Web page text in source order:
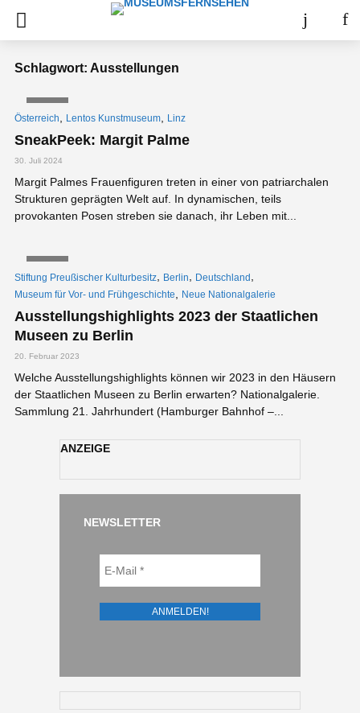
Schlagwort: Ausstellungen
Österreich Lentos Kunstmuseum Linz
SneakPeek: Margit Palme
30. Juli 2024
Margit Palmes Frauenfiguren treten in einer von patriarchalen
Strukturen geprägten Welt auf. In dynamischen, teils
provokanten Posen streben sie danach, ihr Leben mit...
Stiftung Preußischer Kulturbesitz, Berlin, Deutschland,
Museum für Vor- und Frühgeschichte Neue Nationalgalerie
Ausstellungshighlights 2023 der Staatlichen
Museen zu Berlin
20. Februar 2023
Welche Ausstellungshighlights können wir 2023 in den Häusern
der Staatlichen Museen zu Berlin erwarten? Nationalgalerie.
Sammlung 21. Jahrhundert (Hamburger Bahnhof –...
ANZEIGE
NEWSLETTER